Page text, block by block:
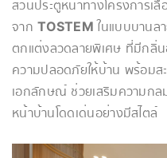
ส่วนประตูหน้าทางโครงการเลื
จากTOSTEM ในแบบบานล
ตกแต่งลวดลายพิเศษ ที่มีกลิ่
ความปลอดภัยให้บ้าน พร้อมส
เอกลักษณ์ ช่วยเสริมความกล
หน้าบ้านโดดเด่นอย่างมีสไตล์